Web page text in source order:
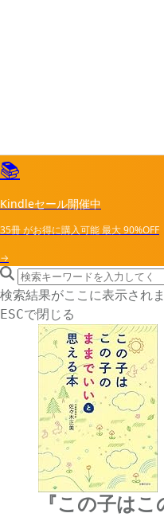
📚
Kindleセール開催中
35冊がお得に購入可能最大90%OFF
→
search icon
サイト内検索
検索結果がここに表示され
ESCで閉じる
『この子は